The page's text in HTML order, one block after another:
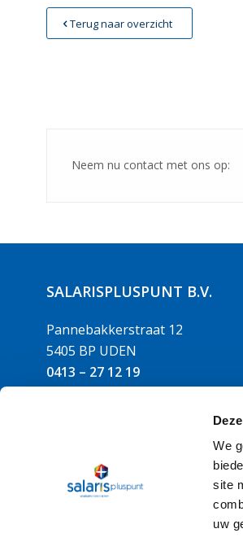
We
site
uw
Terug naar overzicht
Neem nu contact met ons op:
SALARISPLUSPUNT B.V.
Pannebakkerstraat 12
5405 BP UDEN
0413 – 27 12 19
Aanmelden nieuwsbrief